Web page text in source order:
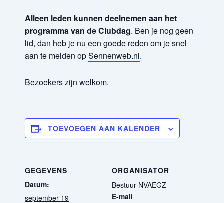
Alleen leden kunnen deelnemen aan het
programma van de Clubdag. Ben je nog geen
lid, dan heb je nu een goede reden om je snel
aan te melden opSennenweb.nl.
Bezoekers zijn welkom.
TOEVOEGEN AAN KALENDER
GEGEVENS
Datum:
september 19
ORGANISATOR
Bestuur NVAEGZ
E-mail